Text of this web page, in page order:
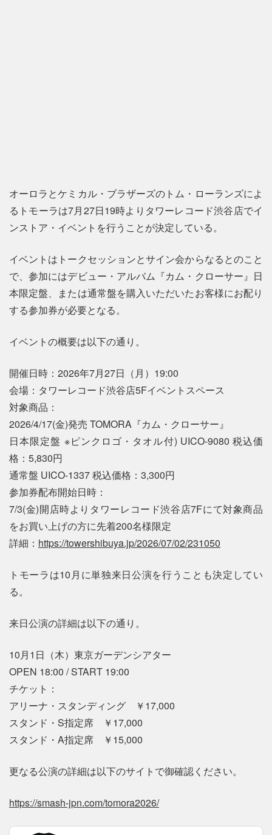
オーロラとケミカル・ブラザーズのトム・ローランズによ
るトモーラは7月27日19時よりタワーレコード渋谷店でイ
ンストア・イベントを行うことが決定している。
イベントはトークセッションとサイン会からなるとのこと
で、参加にはデビュー・アルバム『カム・クローサー』日
本限定盤、または通常盤を購入いただいたお客様にお配り
する参加券が必要となる。
イベントの概要は以下の通り。
開催日時：2026年7月27日（月）19:00
会場：タワーレコード渋谷店5Fイベントスペース
対象商品：
2026/4/17(金)発売 TOMORA『カム・クローサー』
日本限定盤 ※ピンクロゴ・タオル付) UICO-9080 税込価
格：5,830円
通常盤 UICO-1337 税込価格：3,300円
参加券配布開始日時：
7/3(金)開店時よりタワーレコード渋谷店7Fにて対象商品
をお買い上げの方に先着200名様限定
詳細： https://towershibuya.jp/2026/07/02/231050
トモーラは10月に単独来日公演を行うことも決定してい
る。
来日公演の詳細は以下の通り。
10月1日（木）東京ガーデンシアター
OPEN 18:00 / START 19:00
チケット：
アリーナ・スタンディング ￥17,000
スタンド・S指定席 ￥17,000
スタンド・A指定席 ￥15,000
更なる公演の詳細は以下のサイトで御確認ください。
https://smash-jpn.com/tomora2026/